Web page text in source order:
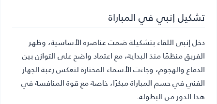
تشكيل إنبي في المباراة
دخل إنبى اللقاء بتشكيلة ضمت عناصره الأساسية، وظهر
الفريق منظمًا منذ البداية، مع اعتماد واضح على التوازن بين
الدفاع والهجوم، وجاءت الأسماء المختارة لتعكس رغبة الجهاز
الفني في حسم المباراة مبكرًا، خاصة مع قوة المنافسة في
هذا الدور من البطولة.